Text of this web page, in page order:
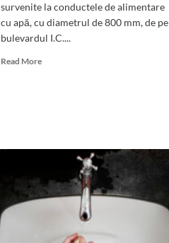
survenite la conductele de alimentare
cu apă, cu diametrul de 800 mm, de pe
bulevardul I.C....
Read MoreRead
mai
multe
Constanței